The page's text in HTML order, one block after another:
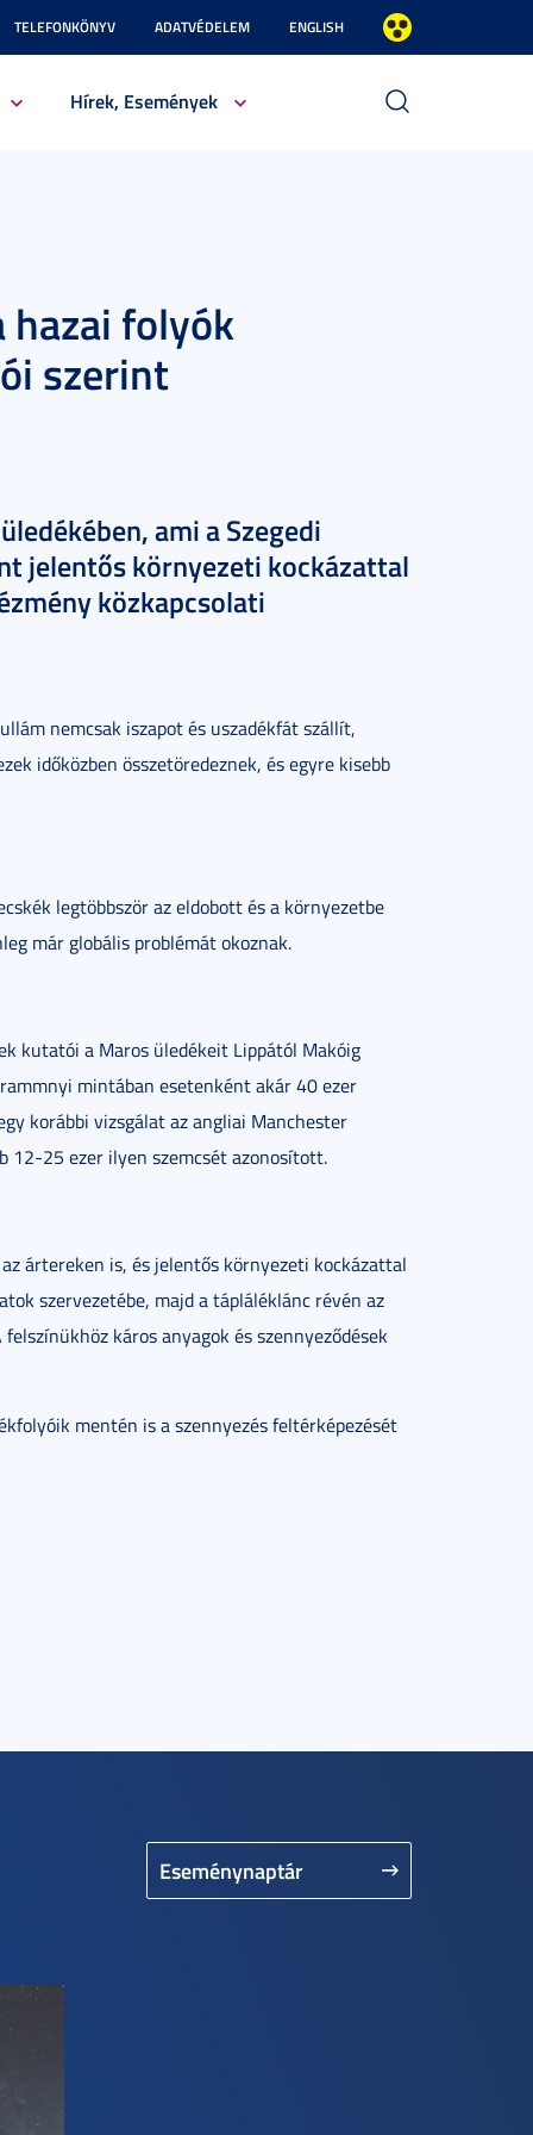
TELEFONKÖNYV ADATVÉDELEM ENGLISH
Hírek, Események
hazai folyók
szerint
ami a Szegedi
jelentős környezeti kockázattal
közkapcsolati
nemcsak iszapot és uszadékfát szállít,
időközben összetöredeznek, és egyre kisebb
legtöbbször az eldobott és a környezetbe
már globális problémát okoznak.
kutatói a Maros üledékeit Lippától Makóig
mintában esetenként akár 40 ezer
korábbi vizsgálat az angliai Manchester
12-25 ezer ilyen szemcsét azonosított.
ártereken is, és jelentős környezeti kockázattal
szervezetébe, majd a tápláléklánc révén az
káros anyagok és szennyeződések
mentén is a szennyezés feltérképezését
Eseménynaptár